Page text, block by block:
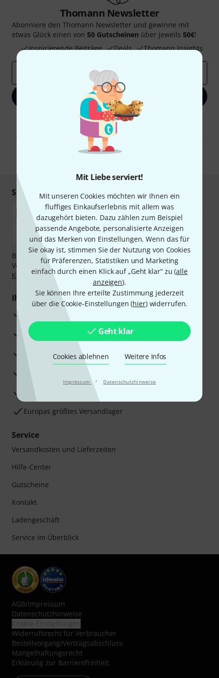
Mit Liebe serviert!
Mit unseren Cookies möchten wir Ihnen ein
fluffiges Einkaufserlebnis mit allem was
dazugehört bieten. Dazu zählen zum Beispiel
passende Angebote, personalisierte Anzeigen
und das Merken von Einstellungen. Wenn das für
Sie okay ist, stimmen Sie der Nutzung von Cookies
für Präferenzen, Statistiken und Marketing
einfach durch einen Klick auf „Geht klar“ zu (alle
anzeigen).
Sie können Ihre erteilte Zustimmung jederzeit
über die Cookie-Einstellungen (hier) widerrufen.
Geht klar
Cookies ablehnen Weitere Infos
Impressum · Datenschutzhinweise
Thomann Newsletter
Abonniere den Thomann Newsletter und gewinne mit
etwas Glück einen von 50 Gutscheinen über jeweils 50€!
Inspirierende Beiträge
Deals Thomann Insights
Jetzt anmelden
Mit Klick auf „Jetzt anmelden“ stimmen Sie dem Erhalt von E-Mail-
Werbung und einer Messung des E-Mail-Nutzungsverhaltens zu. Die
Abmeldung ist jederzeit möglich. Weitere Informationen finden Sie in
unserenDatenschutzhinweisen
Sicher einkaufen & bezahlen
Bezahlen Sie vertraulich und sicher per Nachnahme,
Vorkasse, PayPal, Amazon Pay,Klarna Sofort bezahlen
Klarna Ratenzahlungoder Kreditkarte.
Ihre Vorteile
3 Jahre Thomann Garantie
30 Tage Money-Back-Garantie
Reparaturservice
Beratung durch Fachexperten
Zufriedenheitsgarantie
Europas größtes Versandlager
Service
Versandkosten und Lieferzeiten
Hilfe-Center
Gutscheine
Kontakt
Ladengeschäft
Service im Überblick
AGB/Impressum
Datenschutzhinweise
Widerrufsrecht für Verbraucher
Bestellvorgang/Vertragsabschluss
Mängelhaftungsrecht
Erklärung zur Barrierefreiheit